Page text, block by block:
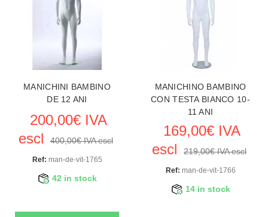
MANICHINI BAMBINO
DE 12 ANI
200,00€ IVA
escl
400,00€ IVA escl
Ref: man-de-vit-1765
42 in stock
MANICHINO BAMBINO
CON TESTA BIANCO 10-
11 ANI
169,00€ IVA
escl
219,00€ IVA escl
Ref: man-de-vit-1766
14 in stock